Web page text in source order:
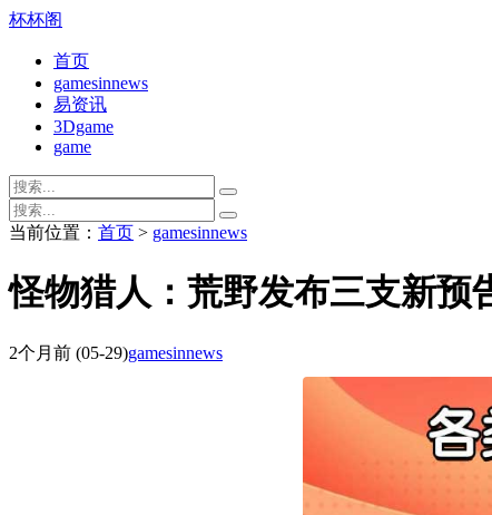
杯杯阁
首页
gamesinnews
易资讯
3Dgame
game
当前位置： 首页 > gamesinnews
怪物猎人：荒野发布三支新预
2个月前 (05-29)gamesinnews